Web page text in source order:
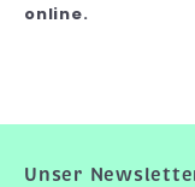
online.
Unser